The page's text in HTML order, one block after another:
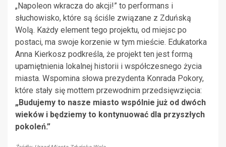
„Napoleon wkracza do akcji!” to performans i
słuchowisko, które są ściśle związane z Zduńską
Wolą. Każdy element tego projektu, od miejsc po
postaci, ma swoje korzenie w tym mieście. Edukatorka
Anna Kierkosz podkreśla, że projekt ten jest formą
upamiętnienia lokalnej historii i współczesnego życia
miasta. Wspomina słowa prezydenta Konrada Pokory,
które stały się mottem przewodnim przedsięwzięcia:
„Budujemy to nasze miasto wspólnie już od dwóch
wieków i będziemy to kontynuować dla przyszłych
pokoleń.”